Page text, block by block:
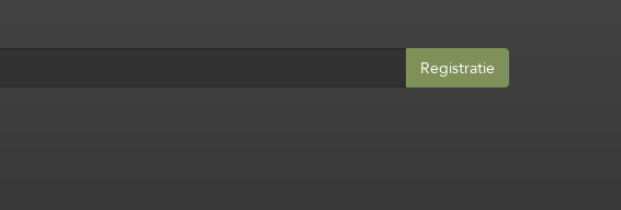
Registratie